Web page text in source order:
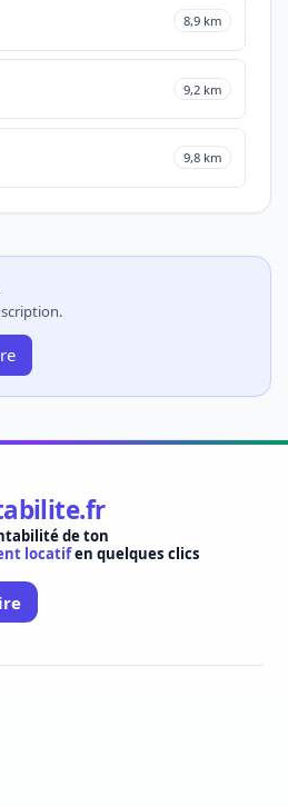
8,9 km
9,2 km
9,8 km
de ton
locatifen quelques clics